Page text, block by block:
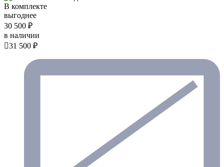
В комплекте
выгоднее
30 500 ₽
в наличии
31 500 ₽